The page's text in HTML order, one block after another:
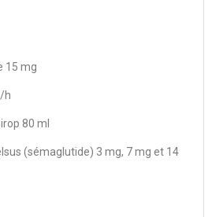
15 mg
h
80 ml
(sémaglutide) 3 mg, 7 mg et 14